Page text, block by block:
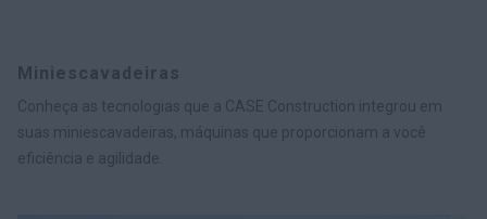
Miniescavadeiras
Conheça as tecnologias que a CASE Construction integrou em
suas miniescavadeiras, máquinas que proporcionam a você
eficiência e agilidade.